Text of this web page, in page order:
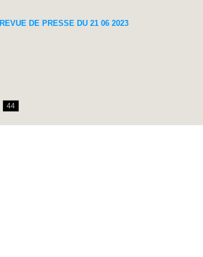
REVUE DE PRESSE DU 21 06 2023
44